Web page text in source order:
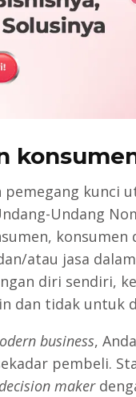
pemegang kunci
Undang
atau jasa
diri sendiri,
dan tidak untuk
business,
pembeli.
decision maker